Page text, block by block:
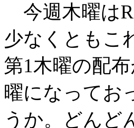
今週木曜は
少なくともこ
第1木曜の配
曜になってお
うか。どんど